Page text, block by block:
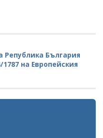
Република България
на Европейския